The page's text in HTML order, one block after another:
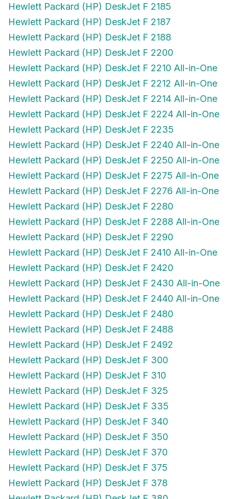
Hewlett Packard (HP) DeskJet F 2185
Hewlett Packard (HP) DeskJet F 2187
Hewlett Packard (HP) DeskJet F 2188
Hewlett Packard (HP) DeskJet F 2200
Hewlett Packard (HP) DeskJet F 2210 All-in-One
Hewlett Packard (HP) DeskJet F 2212 All-in-One
Hewlett Packard (HP) DeskJet F 2214 All-in-One
Hewlett Packard (HP) DeskJet F 2224 All-in-One
Hewlett Packard (HP) DeskJet F 2235
Hewlett Packard (HP) DeskJet F 2240 All-in-One
Hewlett Packard (HP) DeskJet F 2250 All-in-One
Hewlett Packard (HP) DeskJet F 2275 All-in-One
Hewlett Packard (HP) DeskJet F 2276 All-in-One
Hewlett Packard (HP) DeskJet F 2280
Hewlett Packard (HP) DeskJet F 2288 All-in-One
Hewlett Packard (HP) DeskJet F 2290
Hewlett Packard (HP) DeskJet F 2410 All-in-One
Hewlett Packard (HP) DeskJet F 2420
Hewlett Packard (HP) DeskJet F 2430 All-in-One
Hewlett Packard (HP) DeskJet F 2440 All-in-One
Hewlett Packard (HP) DeskJet F 2480
Hewlett Packard (HP) DeskJet F 2488
Hewlett Packard (HP) DeskJet F 2492
Hewlett Packard (HP) DeskJet F 300
Hewlett Packard (HP) DeskJet F 310
Hewlett Packard (HP) DeskJet F 325
Hewlett Packard (HP) DeskJet F 335
Hewlett Packard (HP) DeskJet F 340
Hewlett Packard (HP) DeskJet F 350
Hewlett Packard (HP) DeskJet F 370
Hewlett Packard (HP) DeskJet F 375
Hewlett Packard (HP) DeskJet F 378